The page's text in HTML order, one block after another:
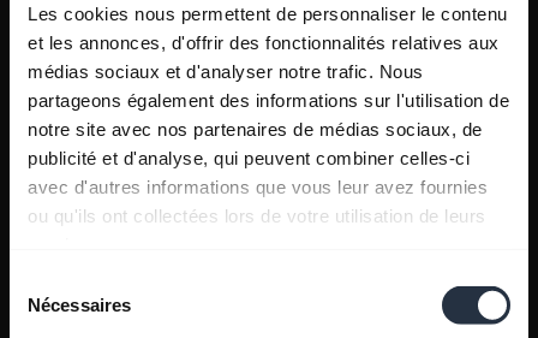
Les cookies nous permettent de personnaliser le contenu
et les annonces, d'offrir des fonctionnalités relatives aux
médias sociaux et d'analyser notre trafic. Nous
partageons également des informations sur l'utilisation de
notre site avec nos partenaires de médias sociaux, de
publicité et d'analyse, qui peuvent combiner celles-ci
avec d'autres informations que vous leur avez fournies
ou qu'ils ont collectées lors de votre utilisation de leurs
Nécessaires